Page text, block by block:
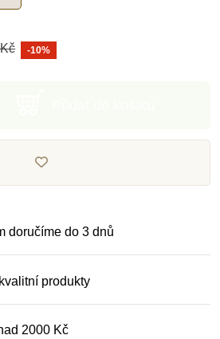
-10%
doručíme do 3 dnů
produkty
2000 Kč